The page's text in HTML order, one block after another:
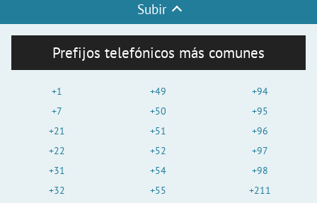
Subir
Prefijos telefónicos más comunes
+1
+7
+21
+22
+31
+32
+49
+50
+51
+52
+54
+55
+94
+95
+96
+97
+98
+211